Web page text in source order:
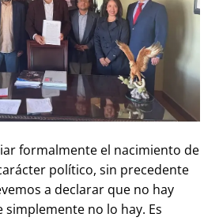
formalmente el nacimiento de
político, sin precedente
a declarar que no hay
no lo hay. Es